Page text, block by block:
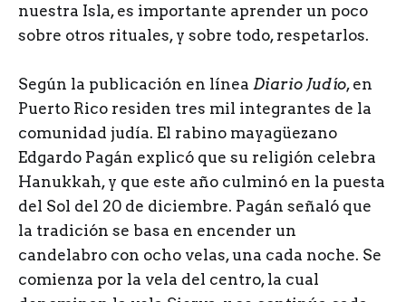
nuestra Isla, es importante aprender un poco
sobre otros rituales, y sobre todo, respetarlos.
Según la publicación en línea Diario Judío, en
Puerto Rico residen tres mil integrantes de la
comunidad judía. El rabino mayagüezano
Edgardo Pagán explicó que su religión celebra
Hanukkah, y que este año culminó en la puesta
del Sol del 20 de diciembre. Pagán señaló que
la tradición se basa en encender un
candelabro con ocho velas, una cada noche. Se
comienza por la vela del centro, la cual